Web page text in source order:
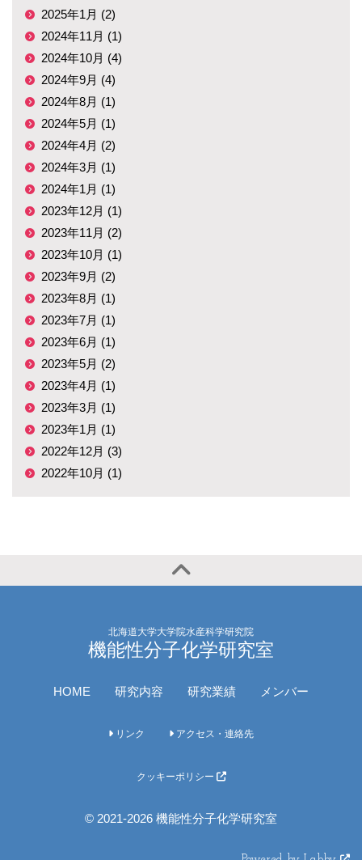
2025年1月 (2)
2024年11月 (1)
2024年10月 (4)
2024年9月 (4)
2024年8月 (1)
2024年5月 (1)
2024年4月 (2)
2024年3月 (1)
2024年1月 (1)
2023年12月 (1)
2023年11月 (2)
2023年10月 (1)
2023年9月 (2)
2023年8月 (1)
2023年7月 (1)
2023年6月 (1)
2023年5月 (2)
2023年4月 (1)
2023年3月 (1)
2023年1月 (1)
2022年12月 (3)
2022年10月 (1)
北海道大学大学院水産科学研究院
機能性分子化学研究室
HOME 研究内容 研究業績 メンバー
リンク アクセス・連絡先
クッキーポリシー
© 2021-2026 機能性分子化学研究室